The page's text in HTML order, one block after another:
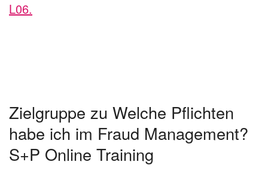
L06.
Zielgruppe zu Welche Pflichten
habe ich im Fraud Management?
S+P Online Training